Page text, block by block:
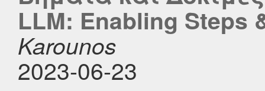
LLM: Enabling Steps
Karounos
2023-06-23